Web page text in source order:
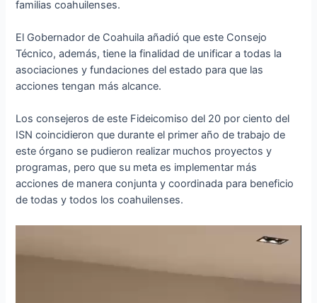
familias coahuilenses.
El Gobernador de Coahuila añadió que este Consejo
Técnico, además, tiene la finalidad de unificar a todas la
asociaciones y fundaciones del estado para que las
acciones tengan más alcance.
Los consejeros de este Fideicomiso del 20 por ciento del
ISN coincidieron que durante el primer año de trabajo de
este órgano se pudieron realizar muchos proyectos y
programas, pero que su meta es implementar más
acciones de manera conjunta y coordinada para beneficio
de todas y todos los coahuilenses.